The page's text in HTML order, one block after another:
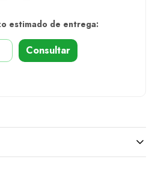
estimado de entrega:
Consultar